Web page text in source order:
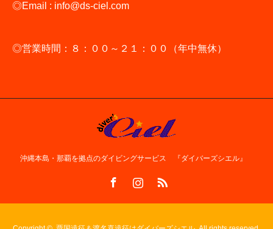
◎Email : info@ds-ciel.com
◎営業時間：８：００～２１：００（年中無休）
沖縄本島・那覇を拠点のダイビングサービス 『ダイバーズシエル』